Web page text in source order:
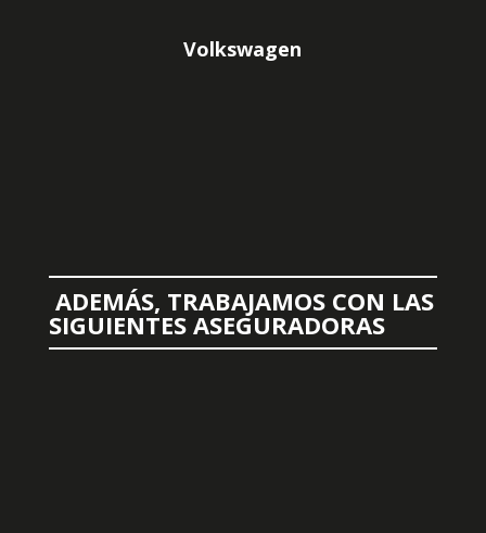
Volkswagen
ADEMÁS, TRABAJAMOS CON LAS
SIGUIENTES ASEGURADORAS